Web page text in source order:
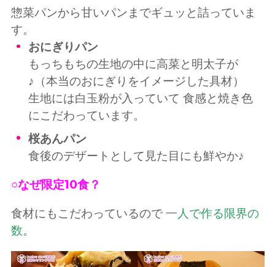
惣菜パンから甘いパンまでギュッと詰っていま
す。
おにぎりパン
もっちもちの生地の中に高菜と明太子が
♪（本当のおにぎりをイメージした具材）
生地には白玉粉が入っていて 食感と焼き色
にこだわっています。
桜あんパン
食後のデザートとして見た目にも鮮やか♪
○なぜ限定10食？
食材にもこだわっているので 一人で作る限界の
数。